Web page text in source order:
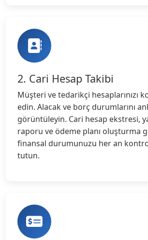
2. Cari Hesap Takibi
Müşteri ve tedarikçi hesaplarınızı
edin. Alacak ve borç durumlarını
görüntüleyin. Cari hesap ekstresi,
raporu ve ödeme planı oluşturma
finansal durumunuzu her an
tutun.